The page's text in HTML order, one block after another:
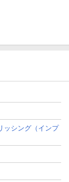
ッシング（インプ